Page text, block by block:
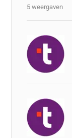
5 weergaven